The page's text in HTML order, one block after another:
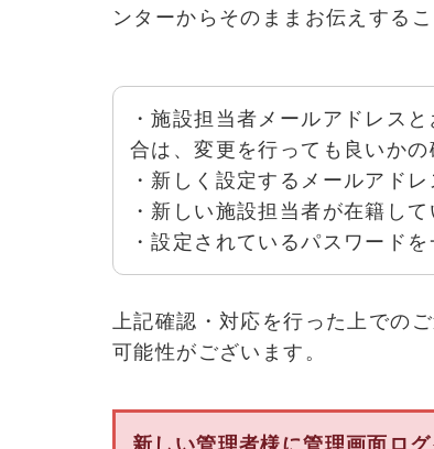
ンターからそのままお伝えするこ
・施設担当者メールアドレス
合は、変更を行っても良いかの
・新しく設定するメールアド
・新しい施設担当者が在籍し
・設定されているパスワード
上記確認・対応を行った上での
可能性がございます。
新しい管理者様に管理画面ロ